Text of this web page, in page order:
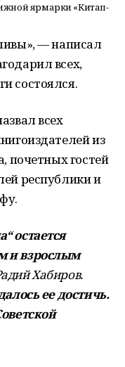
ярмарки «Китап-
— написал
всех,
состоялся.
всех
из
почетных гостей
республики и
остается
и взрослым
Хабиров.
ее достичь.